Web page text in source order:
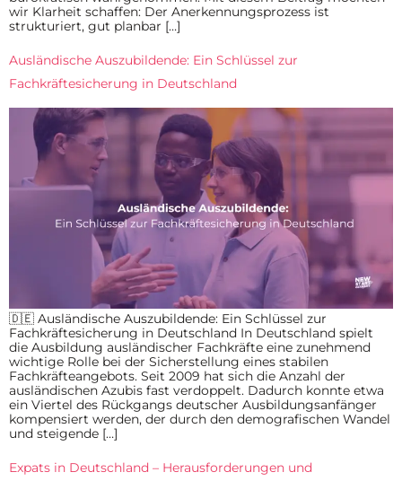
wir Klarheit schaffen: Der Anerkennungsprozess ist
strukturiert, gut planbar […]
Ausländische Auszubildende: Ein Schlüssel zur
Fachkräftesicherung in Deutschland
🇩🇪 Ausländische Auszubildende: Ein Schlüssel zur
Fachkräftesicherung in Deutschland In Deutschland spielt
die Ausbildung ausländischer Fachkräfte eine zunehmend
wichtige Rolle bei der Sicherstellung eines stabilen
Fachkräfteangebots. Seit 2009 hat sich die Anzahl der
ausländischen Azubis fast verdoppelt. Dadurch konnte etwa
ein Viertel des Rückgangs deutscher Ausbildungsanfänger
kompensiert werden, der durch den demografischen Wandel
und steigende […]
Expats in Deutschland – Herausforderungen und